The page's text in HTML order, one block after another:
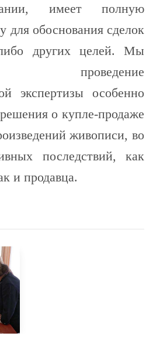
имеет полную
для обоснования сделок
других целей. Мы
проведение
экспертизы особенно
о купле-продаже
живописи, во
последствий, как
и продавца.